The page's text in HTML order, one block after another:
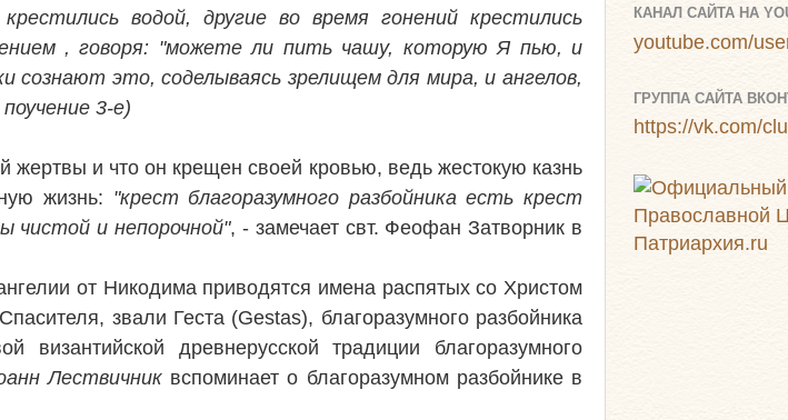
водой, другие во время гонений крестились
, говоря: "можете ли пить чашу, которую Я пью, и
это, соделываясь зрелищем для мира, и ангелов,
3-е)
жертвы и что он крещен своей кровью, ведь жестокую казнь
жизнь: "крест благоразумного разбойника есть крест
чистой и непорочной", - замечает свт. Феофан Затворник в
от Никодима приводятся имена распятых со Христом
звали Геста (Gestas), благоразумного разбойника
древнерусской традиции благоразумного
Лествичниквспоминает о благоразумном разбойнике в
КАНАЛ САЙТА НА
youtube.com/
ГРУППА САЙТА
https://vk.com/